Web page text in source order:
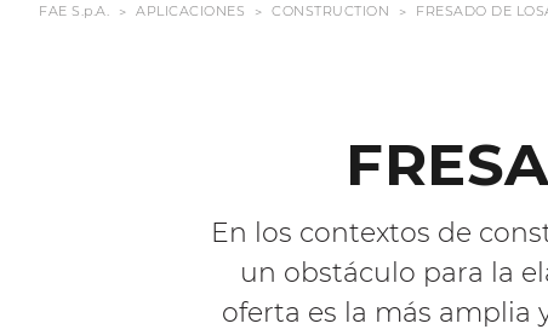
FAE S.p.A. APLICACIONES CONSTRUCTION FRESADO DE
En los contextos de
un obstáculo para la
oferta es la más amplia